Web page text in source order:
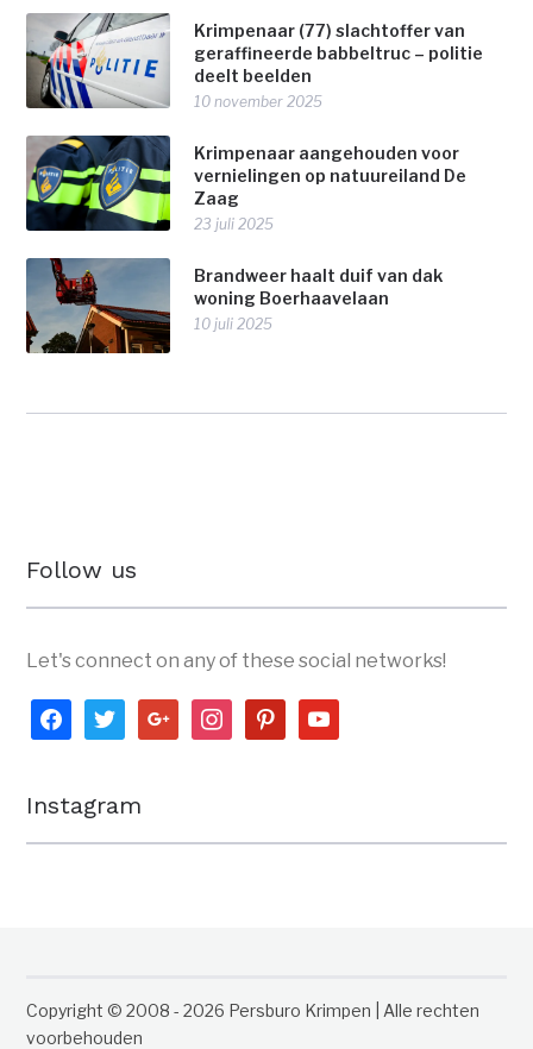
Krimpenaar (77) slachtoffer van
geraffineerde babbeltruc – politie
deelt beelden
10 november 2025
Krimpenaar aangehouden voor
vernielingen op natuureiland De
Zaag
23 juli 2025
Brandweer haalt duif van dak
woning Boerhaavelaan
10 juli 2025
Follow us
Let's connect on any of these social networks!
facebooktwittergoogleinstagrampinterestyoutube
Instagram
Copyright © 2008 - 2026 Persburo Krimpen | Alle rechten
voorbehouden